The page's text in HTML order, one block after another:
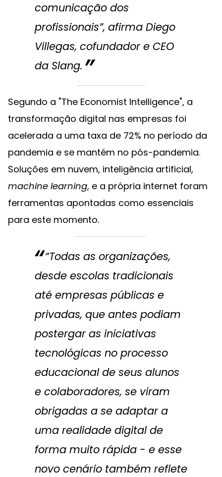
comunicação dos
profissionais”, afirma Diego
Villegas, cofundador e CEO
da Slang.
Segundo a "The Economist Intelligence", a
transformação digital nas empresas foi
acelerada a uma taxa de 72% no período da
pandemia e se mantém no pós-pandemia.
Soluções em nuvem, inteligência artificial,
machine learning, e a própria internet foram
ferramentas apontadas como essenciais
para este momento.
“Todas as organizações,
desde escolas tradicionais
até empresas públicas e
privadas, que antes podiam
postergar as iniciativas
tecnológicas no processo
educacional de seus alunos
e colaboradores, se viram
obrigadas a se adaptar a
uma realidade digital de
forma muito rápida - e esse
novo cenário também reflete